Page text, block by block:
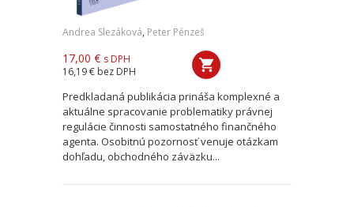
Andrea Slezáková, Peter Pénzeš
17,00 € s DPH
16,19 € bez DPH
Predkladaná publikácia prináša komplexné a
aktuálne spracovanie problematiky právnej
regulácie činnosti samostatného finančného
agenta. Osobitnú pozornosť venuje otázkam
dohľadu, obchodného záväzku...